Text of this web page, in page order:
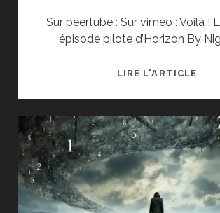
Sur peertube : Sur viméo : Voilà !
épisode pilote d’Horizon By
LIRE L'ARTICLE
–
BY